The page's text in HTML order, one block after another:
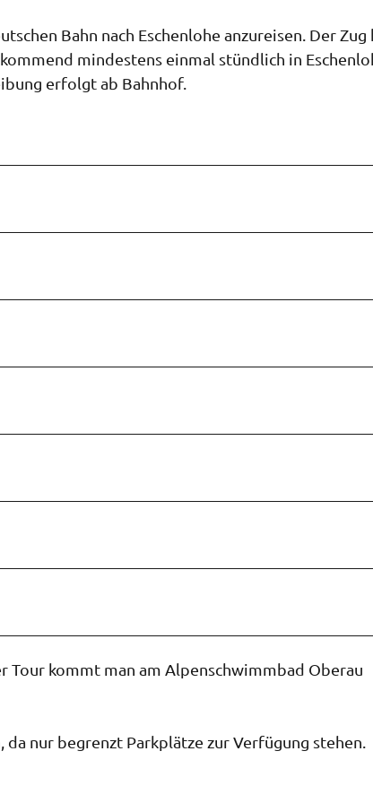
Bahn nach Eschenlohe anzureisen. Der Zug
mindestens einmal stündlich in
erfolgt ab Bahnhof.
Tour kommt man am Alpenschwimmbad Oberau
nur begrenzt Parkplätze zur Verfügung stehen.